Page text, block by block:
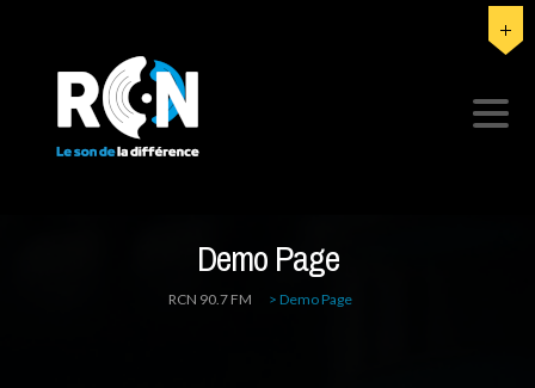
Demo Page
RCN 90.7 FM > Demo Page